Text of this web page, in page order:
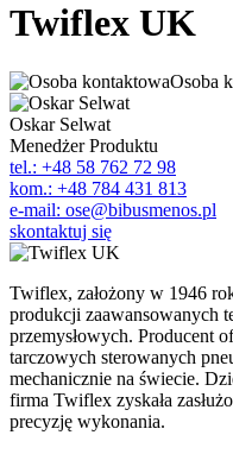
Twiflex UK
Osoba
Oskar Selwat
Menedżer Produktu
tel.: +48 58 762 72 98
kom.: +48 784 431 813
e-mail: ose@bibusmenos.pl
skontaktuj się
Twiflex, założony w 1946
produkcji zaawansowanych
przemysłowych. Producent
tarczowych sterowanych
mechanicznie na świecie.
firma Twiflex zyskała
precyzję wykonania.